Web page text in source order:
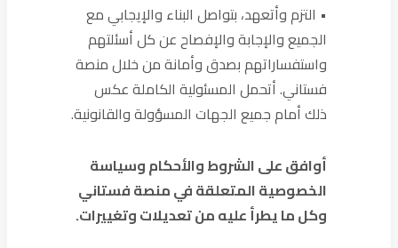
• التزم وأتعهد، بتواصل البناء والإيجابي مع
الجميع والإجابة والإفصاح عن كل أسئلتهم
واستفساراتهم بصدق وأمانة من خلال منصة
فستاني. أتحمل المسئولية الكاملة عكس
ذلك أمام جميع الجهات المسؤولة والقانونية.
أوافق على الشروط والأحكام وسياسة
الخصوصية المتعلقة في منصة فستاني
وكل ما يطرأ عليه من تعديلات وتغييرات.